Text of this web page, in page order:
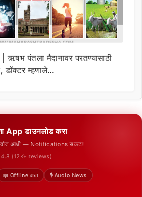
पंतला मैदानावर परतण्यासाठी
डॉक्टर म्हणाले…
App डाउनलोड करा
सर्वात आधी — Notifications सकट!
4.8 (12K+ reviews)
📖 Offline वाचा
🎙️ Audio News